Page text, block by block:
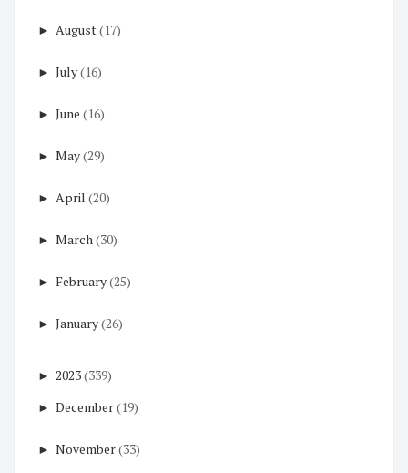
► August(17)
► July(16)
► June (16)
► May(29)
► April (20)
► March(30)
► February(25)
► January(26)
► 2023(339)
► December(19)
► November(33)